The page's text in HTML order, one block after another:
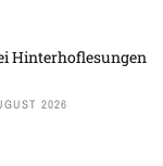
Hinterhoflesungen
2026